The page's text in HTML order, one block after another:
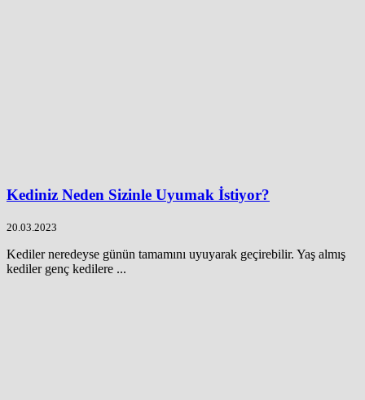
Kediniz Neden Sizinle Uyumak İstiyor?
20.03.2023
Kediler neredeyse günün tamamını uyuyarak geçirebilir. Yaş almış
kediler genç kedilere ...